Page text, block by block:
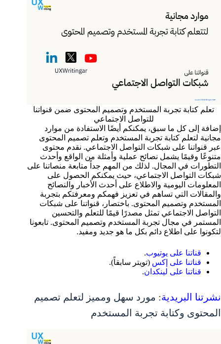
تعلم كتابة تجربة المستخدم وتصميم المحتوى ضمن قنواتنا
للتواصل الاجتماعي
إضافة إلى كل ما سبق، يمكنكم أيضًا الاستفادة من موارد
مجانية لتعلم كتابة تجربة المستخدم وتعلم تصميم المحتوى
عبر قنواتنا على شبكات التواصل الاجتماعي. نقدم محتوى
متنوعًا وقيمًا يشمل نصائح عملية وأمثلة من الواقع وأحدث
التطورات في المجال. لذلك من المهم جداً متابعة منصاتنا على
شبكات التواصل الاجتماعي، حيث يمكنكم الحصول على
المعلومات اليومية والاطلاع على أحدث الأخبار والنصائح
والمقالات التي تساهم في تعزيز فهمكم ومعرفتكم بتجربة
المستخدم وتصميم المحتوى. باختصار، قنواتنا على شبكات
التواصل الاجتماعي تمثل مصدرًا قيمًا للتعلم والتحسين
المستمر في مجال تجربة المستخدم وتصميم المحتوى. تابعونا
لتكونوا على اطلاع دائم بكل ما هو جديد ومفيد.
قناتنا على يوتيوب.
قناتنا على إكس (تويتر سابقاً).
قناتنا على لينكدان.
نشرتنا البريدية: مورد سهل ومميز لتعلم تصميم
المحتوى وكتابة تجربة المستخدم